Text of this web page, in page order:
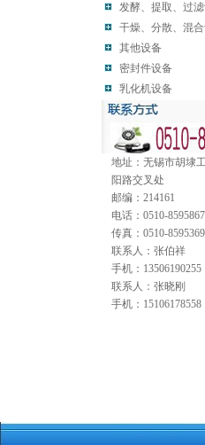
发酵、提取、过
干燥、分散、混
其他设备
密封件设备
乳化机设备
地址：无锡市胡埭
阳路交叉处
邮编：214161
电话：0510-
传真：0510-
联系人：张伯祥
手机：13506190255
联系人：张晓刚
手机：15106178558